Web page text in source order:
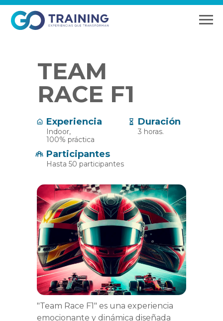
TEAM
RACE F1
"Team Race F1" es una experiencia
emocionante y dinámica diseñada
Duración
3 horas.
Experiencia
Indoor,
100% práctica
Participantes
Hasta 50 participantes